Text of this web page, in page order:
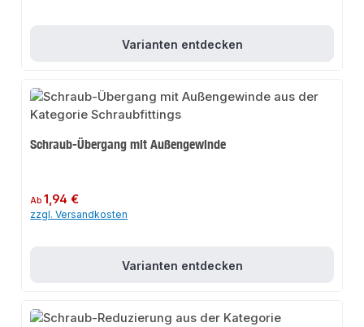
Varianten entdecken
Schraub-Übergang mit Außengewinde
Regulärer Preis:
Ab1,94 €
zzgl. Versandkosten
Varianten entdecken